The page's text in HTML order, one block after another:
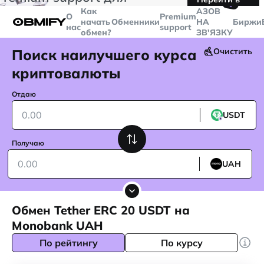
больше
$5000
Telegram
О
нас
Как
начать
обмен?
ОбменникиPremium
support
🤙
AЗОВ
НА
ЗВ'ЯЗКУ
Биржи
Поиск наилучшего курса
криптовалюты
Очистить
Отдаю
USDT
Получаю
UAH
Обмен Tether ERC 20 USDT на
Monobank UAH
По рейтингу По курсу